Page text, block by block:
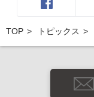
TOP トピックス